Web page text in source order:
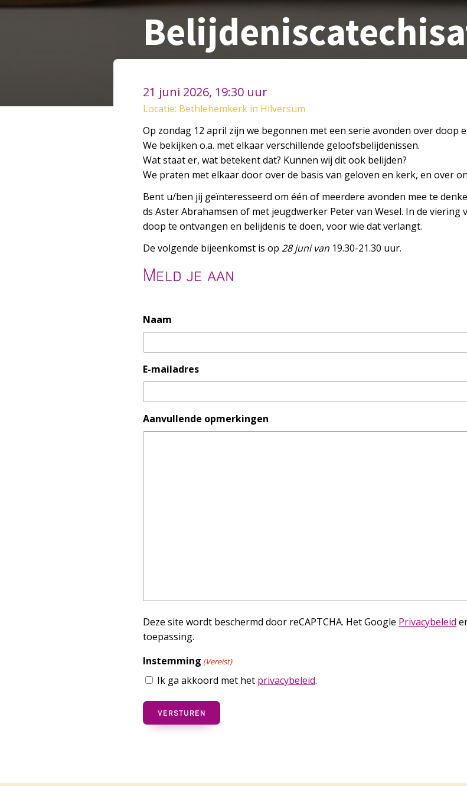
21 juni 2026, 19:30 uur
Locatie: Bethlehemkerk in Hilversum
Op zondag 12 april zijn we begonnen met een serie avonden over doop
We bekijken o.a. met elkaar verschillende geloofsbelijdenissen.
Wat staat er, wat betekent dat? Kunnen wij dit ook belijden?
We praten met elkaar door over de basis van geloven en kerk, en over
Bent u/ben jij geïnteresseerd om één of meerdere avonden mee te
ds Aster Abrahamsen of met jeugdwerker Peter van Wesel. In de viering
doop te ontvangen en belijdenis te doen, voor wie dat verlangt.
De volgende bijeenkomst is op 28 juni van 19.30-21.30 uur.
Meld je aan
Naam
E-mailadres
Aanvullende opmerkingen
Deze site wordt beschermd door reCAPTCHA. Het Google Privacybeleid
toepassing.
Instemming (Vereist)
Ik ga akkoord met het privacybeleid.